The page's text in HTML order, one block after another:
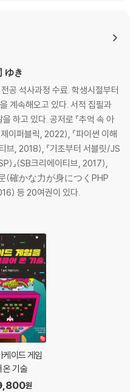
ㅡ 퀵 정렬
를 때 비교하기
기초
암호 체험하기
기
터링
하기
ゆき
공 석사과정 수료. 학생시절부터
계속해오고 있다. 서적 집필과
하고 있다. 공저로 『추억 속 아
이퍼블릭, 2022), 『파이썬 이해
, 2018), 『기초부터 서블릿/JS
』(SB크리에이티브, 2017),
문(確かな力が身につくPHP
등 20여권이 있다.
케이드 게임
온 기술
원